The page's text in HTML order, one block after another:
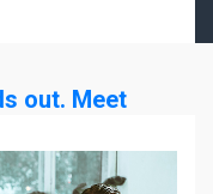
out. Meet